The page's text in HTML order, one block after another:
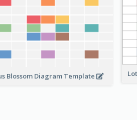
Blossom Diagram Template